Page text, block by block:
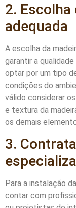
2. Escolha
adequada
A escolha da
garantir a
optar por um tipo
condições do
válido considerar
e textura da
os demais
3.
Para a instalação
contar com